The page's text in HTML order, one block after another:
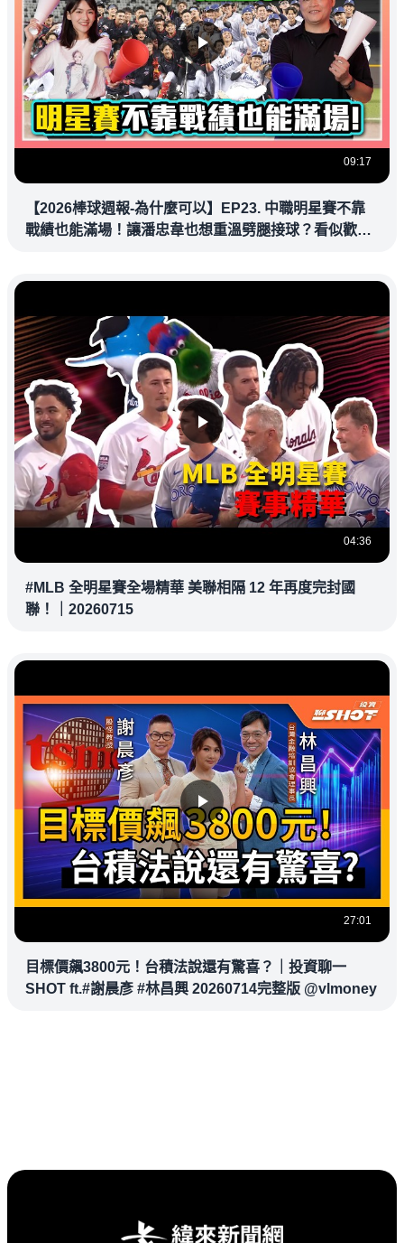
09:17
【2026棒球週報-為什麼可以】EP23. 中職明星賽不靠
戰績也能滿場！讓潘忠韋也想重溫劈腿接球？看似歡樂
04:36
#MLB 全明星賽全場精華 美聯相隔 12 年再度完封國
聯！｜20260715
27:01
目標價飆3800元！台積法說還有驚喜？｜投資聊一
SHOT ft.#謝晨彥 #林昌興 20260714完整版 @vlmoney